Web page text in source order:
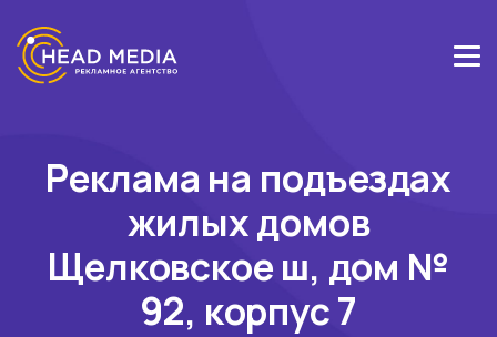
Реклама на подъездах
жилых домов
Щелковское ш, дом №
92, корпус 7